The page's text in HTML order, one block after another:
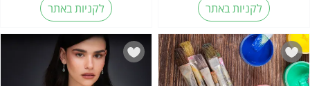
לקניות באתר לקניות באתר